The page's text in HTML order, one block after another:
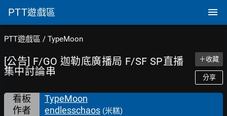
PTT遊戲區
PTT遊戲區 / TypeMoon
[公告] F/GO 迦勒底廣播局 F/SF SP直播
集中討論串
＋收藏
分享
看板
TypeMoon
作者
endlesschaos (米糕)